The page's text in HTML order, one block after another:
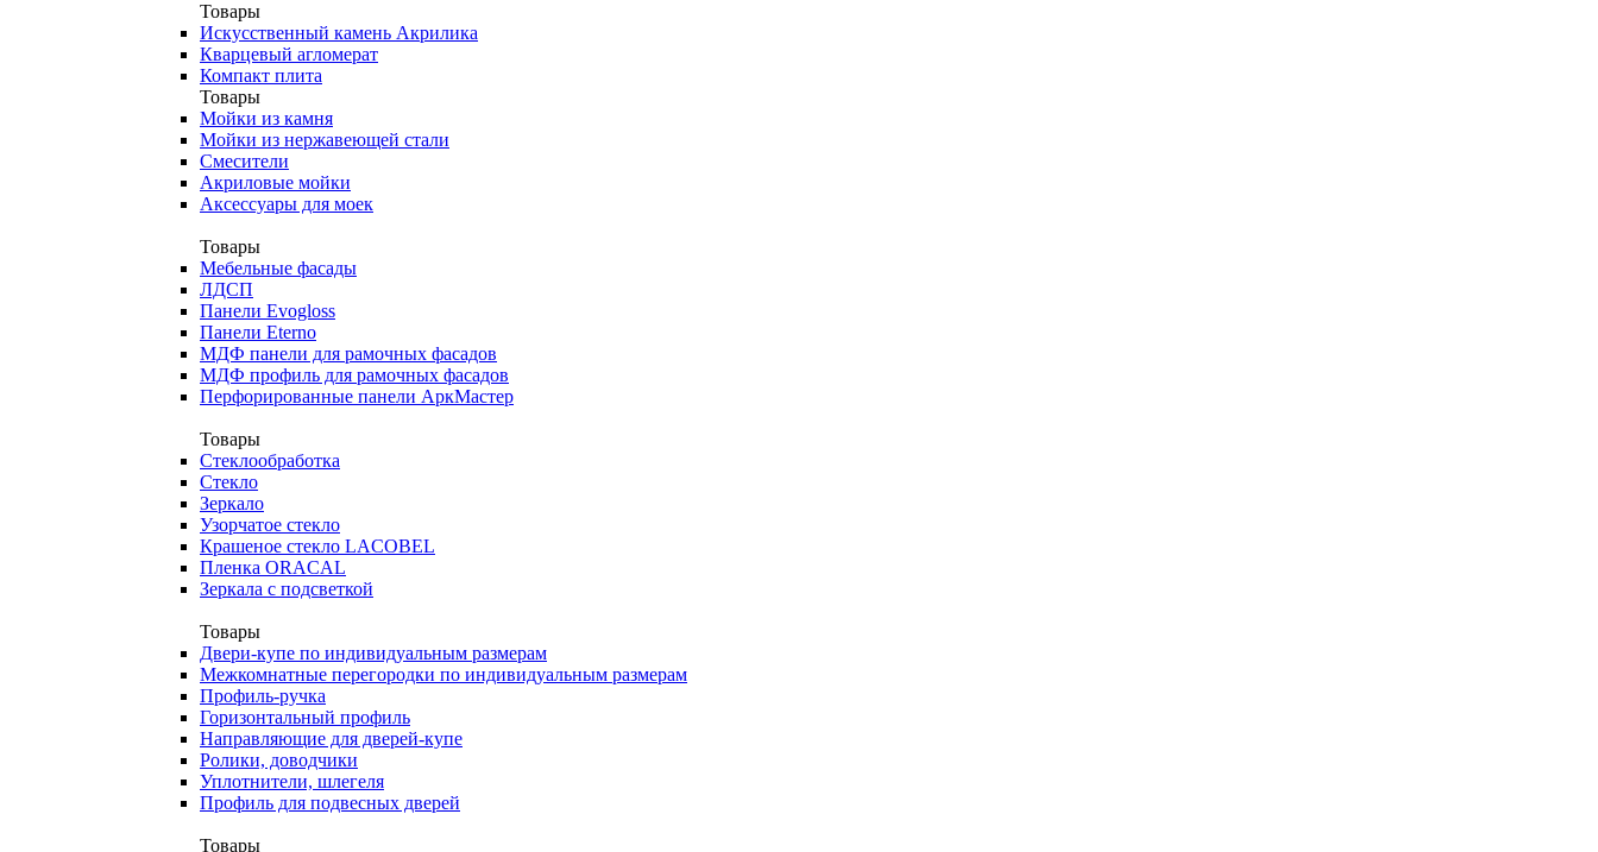
Товары
Искусственный камень Акрилика
Кварцевый агломерат
Компакт плита
Товары
Мойки из камня
Мойки из нержавеющей стали
Смесители
Акриловые мойки
Аксессуары для моек
Товары
Мебельные фасады
ЛДСП
Панели Evogloss
Панели Eterno
МДФ панели для рамочных фасадов
МДФ профиль для рамочных фасадов
Перфорированные панели АркМастер
Товары
Стеклообработка
Стекло
Зеркало
Узорчатое стекло
Крашеное стекло LACOBEL
Пленка ORACAL
Зеркала с подсветкой
Товары
Двери-купе по индивидуальным размерам
Межкомнатные перегородки по индивидуальным размерам
Профиль-ручка
Горизонтальный профиль
Направляющие для дверей-купе
Ролики, доводчики
Уплотнители, шлегеля
Профиль для подвесных дверей
Товары